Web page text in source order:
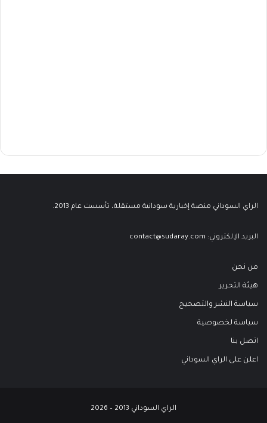
الراي السوداني منصة إخبارية سودانية مستقلة، تأسست عام 2013.
البريد الإلكتروني: contact@sudaray.com
من نحن
هيئة التحرير
سياسة النشر والتصحيح
سياسة لخصوصية
اتصل بنا
اعلن على الراي السوداني
الراي السوداني 2013 – 2026